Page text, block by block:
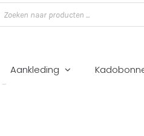
Aankleding